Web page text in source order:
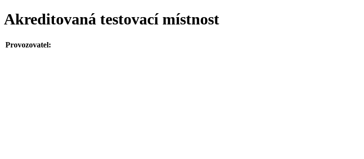
Akreditovaná testovací místnost
Provozovatel: